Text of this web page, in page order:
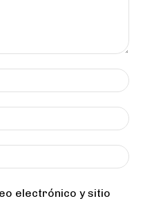
electrónico y sitio